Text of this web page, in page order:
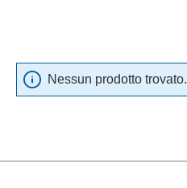
Nessun prodotto trovato.